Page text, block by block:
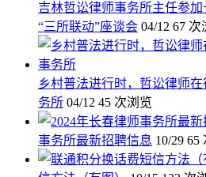
吉林哲讼律师事务所主任参
“三所联动”座谈会 04/12 67 次
乡村普法进行时，哲讼律师
务所 04/12 45 次浏览
事务所最新招聘信息 10/29 65